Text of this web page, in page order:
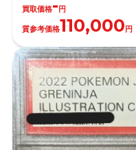
買取価格-円
質参考価格110,000円